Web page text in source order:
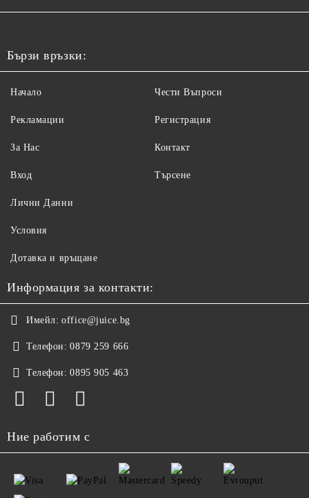
Бързи връзки:
Начало
Рекламации
За Нас
Вход
Чести Въпроси
Регистрация
Контакт
Търсене
Лични Данни
Условия
Дотавка и връщане
Информация за контакти:
Имейл: office@juice.bg
Телефон: 0879 259 666
Телефон: 0895 905 463
Ние работим с